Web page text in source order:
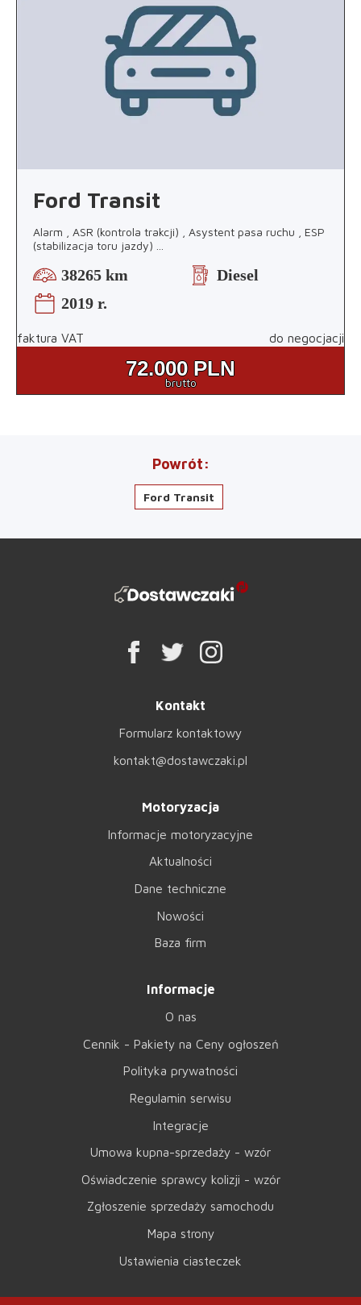
Ford Transit
Alarm , ASR (kontrola trakcji) , Asystent pasa ruchu , ESP
(stabilizacja toru jazdy)
38265 km
Diesel
2019 r.
faktura VAT do negocjacji
72.000 PLN
brutto
Powrót
Ford Transit
Kontakt
Formularz kontaktowy
kontakt@dostawczaki.pl
Motoryzacja
Informacje motoryzacyjne
Aktualności
Dane techniczne
Nowości
Baza firm
Informacje
O nas
Cennik - Pakiety na Ceny ogłoszeń
Polityka prywatności
Regulamin serwisu
Integracje
Umowa kupna-sprzedaży - wzór
Oświadczenie sprawcy kolizji - wzór
Zgłoszenie sprzedaży samochodu
Mapa strony
Ustawienia ciasteczek